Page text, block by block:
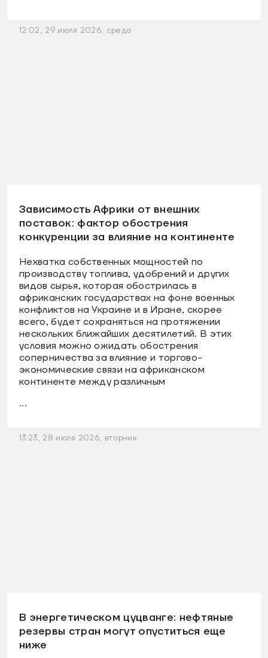
12:02, 29 июля 2026, среда
Зависимость Африки от внешних
поставок: фактор обострения
конкуренции за влияние на континенте
Нехватка собственных мощностей по
производству топлива, удобрений и других
видов сырья, которая обострилась в
африканских государствах на фоне военных
конфликтов на Украине и в Иране, скорее
всего, будет сохраняться на протяжении
нескольких ближайших десятилетий. В этих
условия можно ожидать обострения
соперничества за влияние и торгово-
экономические связи на африканском
континенте между различным
...
13:23, 28 июля 2026, вторник
В энергетическом цуцванге: нефтяные
резервы стран могут опуститься еще
ниже